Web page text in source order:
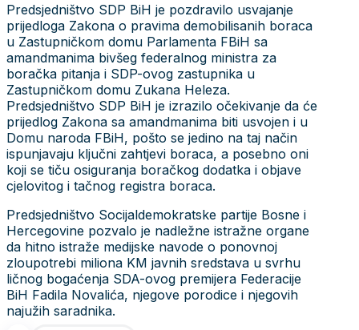
Predsjedništvo SDP BiH je pozdravilo usvajanje
prijedloga Zakona o pravima demobilisanih boraca
u Zastupničkom domu Parlamenta FBiH sa
amandmanima bivšeg federalnog ministra za
boračka pitanja i SDP-ovog zastupnika u
Zastupničkom domu Zukana Heleza.
Predsjedništvo SDP BiH je izrazilo očekivanje da će
prijedlog Zakona sa amandmanima biti usvojen i u
Domu naroda FBiH, pošto se jedino na taj način
ispunjavaju ključni zahtjevi boraca, a posebno oni
koji se tiču osiguranja boračkog dodatka i objave
cjelovitog i tačnog registra boraca.
Predsjedništvo Socijaldemokratske partije Bosne i
Hercegovine pozvalo je nadležne istražne organe
da hitno istraže medijske navode o ponovnoj
zloupotrebi miliona KM javnih sredstava u svrhu
ličnog bogaćenja SDA-ovog premijera Federacije
BiH Fadila Novalića, njegove porodice i njegovih
najužih saradnika.